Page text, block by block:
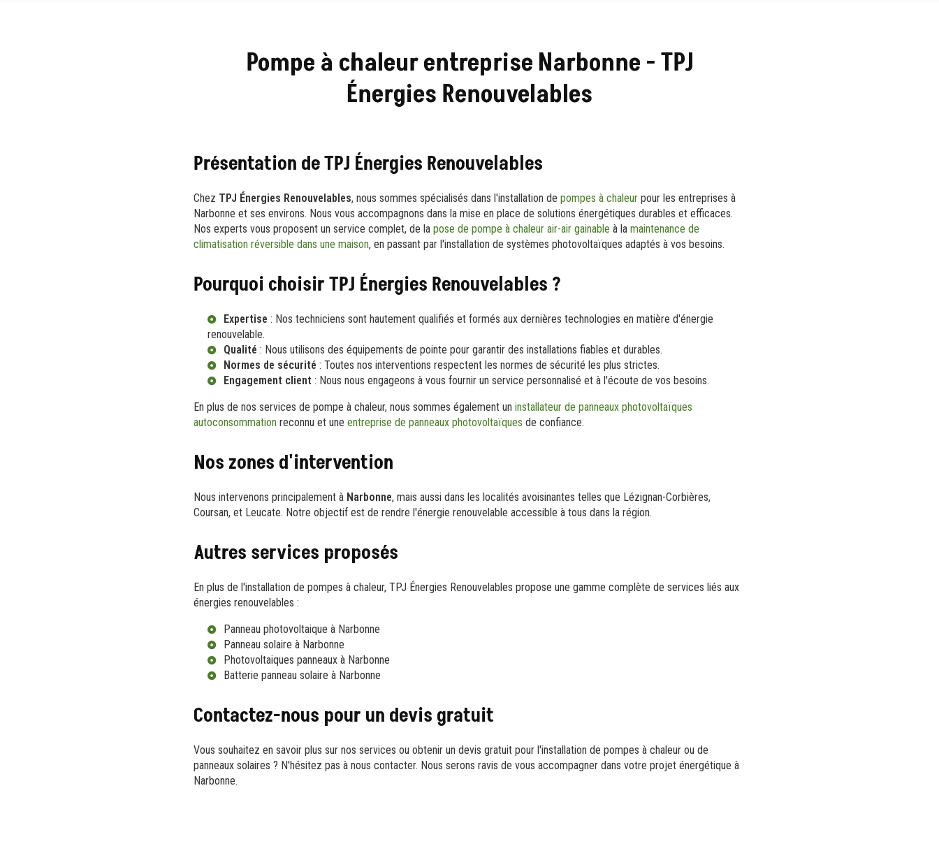
Pompe à chaleur entreprise Narbonne - TPJ
Énergies Renouvelables
Présentation de TPJ Énergies Renouvelables
Chez TPJ Énergies Renouvelables, nous sommes spécialisés dans l'installation de pompes à chaleur pour les entreprises à
Narbonne et ses environs. Nous vous accompagnons dans la mise en place de solutions énergétiques durables et efficaces.
Nos experts vous proposent un service complet, de la pose de pompe à chaleur air-air gainable à la maintenance de
climatisation réversible dans une maison, en passant par l'installation de systèmes photovoltaïques adaptés à vos besoins.
Pourquoi choisir TPJ Énergies Renouvelables ?
Expertise : Nos techniciens sont hautement qualifiés et formés aux dernières technologies en matière d'énergie
renouvelable.
Qualité : Nous utilisons des équipements de pointe pour garantir des installations fiables et durables.
Normes de sécurité : Toutes nos interventions respectent les normes de sécurité les plus strictes.
Engagement client : Nous nous engageons à vous fournir un service personnalisé et à l'écoute de vos besoins.
En plus de nos services de pompe à chaleur, nous sommes également un installateur de panneaux photovoltaïques
autoconsommation reconnu et une entreprise de panneaux photovoltaïques de confiance.
Nos zones d'intervention
Nous intervenons principalement à Narbonne, mais aussi dans les localités avoisinantes telles que Lézignan-Corbières,
Coursan, et Leucate. Notre objectif est de rendre l'énergie renouvelable accessible à tous dans la région.
Autres services proposés
En plus de l'installation de pompes à chaleur, TPJ Énergies Renouvelables propose une gamme complète de services liés aux
énergies renouvelables :
Panneau photovoltaique à Narbonne
Panneau solaire à Narbonne
Photovoltaiques panneaux à Narbonne
Batterie panneau solaire à Narbonne
Contactez-nous pour un devis gratuit
Vous souhaitez en savoir plus sur nos services ou obtenir un devis gratuit pour l'installation de pompes à chaleur ou de
panneaux solaires ? N'hésitez pas à nous contacter. Nous serons ravis de vous accompagner dans votre projet énergétique à
Narbonne.